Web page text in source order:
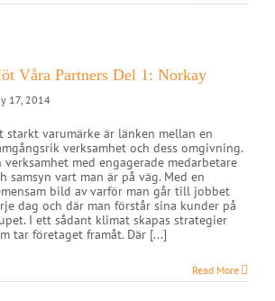
Våra Partners Del 1: Norkay
17, 2014
starkt varumärke är länken mellan en
verksamhet och dess omgivning.
verksamhet med engagerade medarbetare
samsyn vart man är på väg. Med en
bild av varför man går till jobbet
dag och där man förstår sina kunder på
I ett sådant klimat skapas strategier
tar företaget framåt. Där [...]
Read More